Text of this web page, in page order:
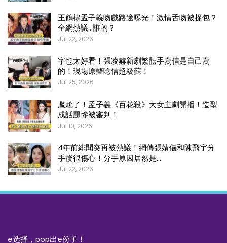
王鶴棣孟子義吻戲路途曝光！激情舌吻被捉包？
全網熱議…誰的？
Jul 22, 2026
字也太好看！張凌赫新劇繁體手寫信是自己寫
的！現場原聲唸信超級蘇！
Jul 25, 2026
尷尬了！孟子義《百花殺》大女主劇開播！造型
成話題慘被審判！
Jul 10, 2026
4年前緋聞突再被熱議！網傳張婧儀和陳飛宇分
手後很傷心！分手原因居然是…
Jul 22, 2026
e选择，pop出e份子！